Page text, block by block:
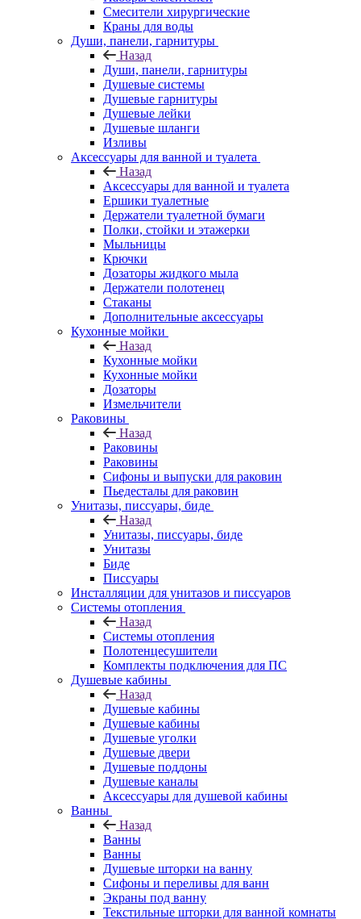
Смесители хирургические
Краны для воды
Души, панели, гарнитуры
Назад
Души, панели, гарнитуры
Душевые системы
Душевые гарнитуры
Душевые лейки
Душевые шланги
Изливы
Аксессуары для ванной и туалета
Назад
Аксессуары для ванной и туалета
Ершики туалетные
Держатели туалетной бумаги
Полки, стойки и этажерки
Мыльницы
Крючки
Дозаторы жидкого мыла
Держатели полотенец
Стаканы
Дополнительные аксессуары
Кухонные мойки
Назад
Кухонные мойки
Кухонные мойки
Дозаторы
Измельчители
Раковины
Назад
Раковины
Раковины
Сифоны и выпуски для раковин
Пьедесталы для раковин
Унитазы, писсуары, биде
Назад
Унитазы, писсуары, биде
Унитазы
Биде
Писсуары
Инсталляции для унитазов и писсуаров
Системы отопления
Назад
Системы отопления
Полотенцесушители
Комплекты подключения для ПС
Душевые кабины
Назад
Душевые кабины
Душевые кабины
Душевые уголки
Душевые двери
Душевые поддоны
Душевые каналы
Аксессуары для душевой кабины
Ванны
Назад
Ванны
Ванны
Душевые шторки на ванну
Сифоны и переливы для ванн
Экраны под ванну
Текстильные шторки для ванной комнаты